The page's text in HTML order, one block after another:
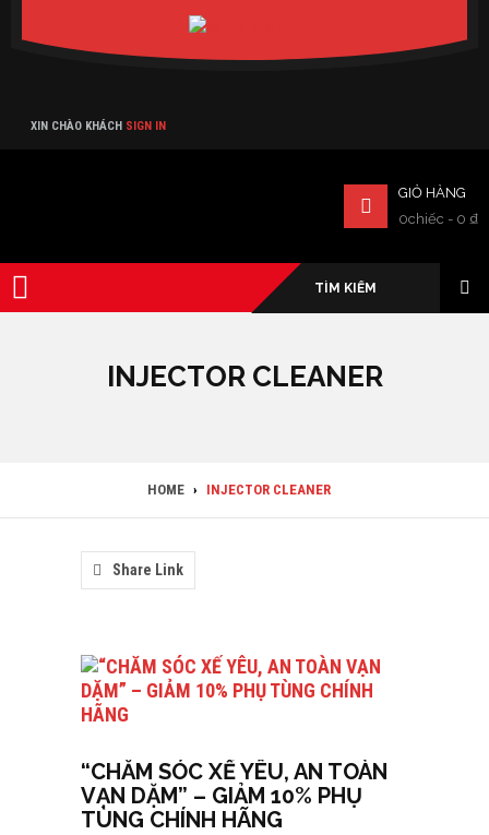
XIN CHÀO KHÁCH SIGN IN
GIỎ HÀNG
0chiếc - 0 ₫
INJECTOR CLEANER
HOME › INJECTOR CLEANER
Share Link
“CHĂM SÓC XẾ YÊU, AN TOÀN
VẠN DẶM” – GIẢM 10% PHỤ
TÙNG CHÍNH HÃNG